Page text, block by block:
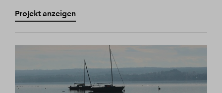
Projekt anzeigen